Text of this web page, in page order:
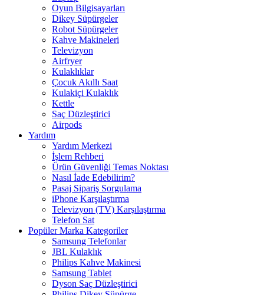
Oyun Bilgisayarları
Dikey Süpürgeler
Robot Süpürgeler
Kahve Makineleri
Televizyon
Airfryer
Kulaklıklar
Çocuk Akıllı Saat
Kulakiçi Kulaklık
Kettle
Saç Düzleştirici
Airpods
Yardım
Yardım Merkezi
İşlem Rehberi
Ürün Güvenliği Temas Noktası
Nasıl İade Edebilirim?
Pasaj Sipariş Sorgulama
iPhone Karşılaştırma
Televizyon (TV) Karşılaştırma
Telefon Sat
Popüler Marka Kategoriler
Samsung Telefonlar
JBL Kulaklık
Philips Kahve Makinesi
Samsung Tablet
Dyson Saç Düzleştirici